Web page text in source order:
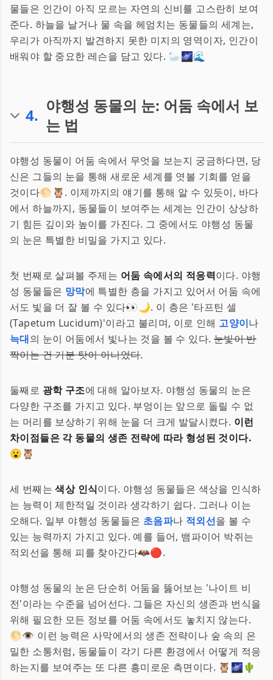
물들은 인간이 아직 모르는 자연의 신비를 고스란히 보여
준다. 하늘을 날거나 물 속을 헤엄치는 동물들의 세계는,
우리가 아직까지 발견하지 못한 미지의 영역이자, 인간이
배워야 할 중요한 레슨을 담고 있다. 🦢🌌🌊
4. 야행성 동물의 눈: 어둠 속에서 보
는 법
야행성 동물이 어둠 속에서 무엇을 보는지 궁금하다면, 당
신은 그들의 눈을 통해 새로운 세계를 엿볼 기회를 얻을
것이다🌕🦉. 이제까지의 얘기를 통해 알 수 있듯이, 바다
에서 하늘까지, 동물들이 보여주는 세계는 인간이 상상하
기 힘든 깊이와 높이를 가진다. 그 중에서도 야행성 동물
의 눈은 특별한 비밀을 가지고 있다.
첫 번째로 살펴볼 주제는 어둠 속에서의 적응력이다. 야행
성 동물들은 망막에 특별한 층을 가지고 있어서 어둠 속에
서도 빛을 더 잘 볼 수 있다👀🌙. 이 층은 '타프틴 셀
(Tapetum Lucidum)'이라고 불리며, 이로 인해 고양이나
늑대의 눈이 어둠에서 빛나는 것을 볼 수 있다.눈빛이 반
짝이는 건 기분 탓이 아니었다.
둘째로 광학 구조에 대해 알아보자. 야행성 동물의 눈은
다양한 구조를 가지고 있다. 부엉이는 앞으로 돌릴 수 없
는 머리를 보상하기 위해 눈을 더 크게 발달시켰다. 이런
차이점들은 각 동물의 생존 전략에 따라 형성된 것이다.
😮🦉
세 번째는색상 인식이다. 야행성 동물들은 색상을 인식하
는 능력이 제한적일 것이라 생각하기 쉽다. 그러나 이는
오해다. 일부 야행성 동물들은 초음파나 적외선을 볼 수
있는 능력까지 가지고 있다. 예를 들어, 뱀파이어 박쥐는
적외선을 통해 피를 찾아간다🦇🔴.
야행성 동물의 눈은 단순히 어둠을 뚫어보는 '나이트 비
전'이라는 수준을 넘어선다. 그들은 자신의 생존과 번식을
위해 필요한 모든 정보를 어둠 속에서도 놓치지 않는다.
🌕👁️ 이런 능력은 사막에서의 생존 전략이나 숲 속의 은
밀한 소통처럼, 동물들이 각기 다른 환경에서 어떻게 적응
하는지를 보여주는 또 다른 흥미로운 측면이다. 🦉🌌🌵